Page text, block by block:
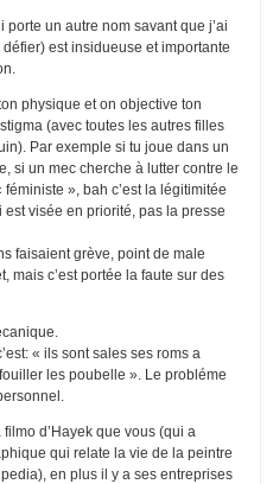
un autre nom savant que j’ai
est insidueuse et importante
physique et on objective ton
(avec toutes les autres filles
Par exemple si tu joue dans un
si un mec cherche à lutter contre le
», bah c’est la légitimitée
visée en priorité, pas la presse
faisaient grève, point de male
mais c’est portée la faute sur des
« ils sont sales ses roms a
les poubelle ». Le probléme
d’Hayek que vous (qui a
qui relate la vie de la peintre
en plus il y a ses entreprises